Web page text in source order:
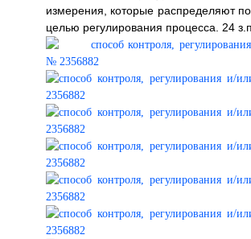
измерения, которые распределяют
целью регулирования процесса. 24